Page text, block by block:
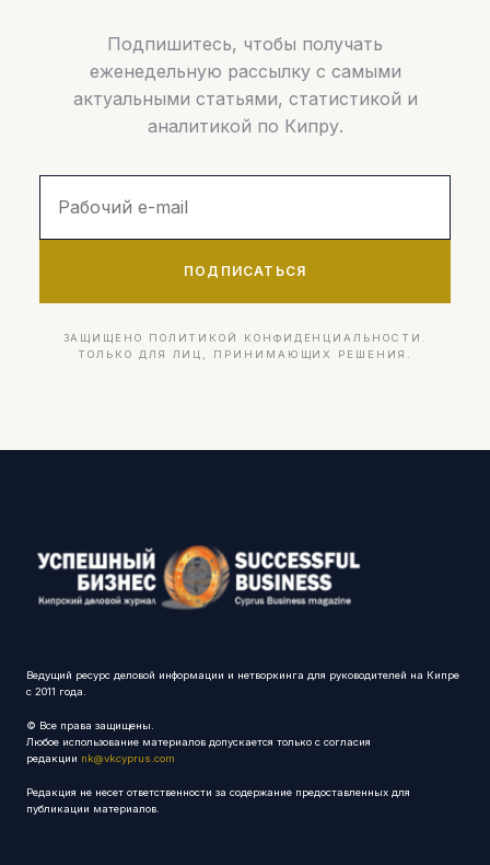
Подпишитесь, чтобы получать
еженедельную рассылку с самыми
актуальными статьями, статистикой и
аналитикой по Кипру.
ПОДПИСАТЬСЯ
ЗАЩИЩЕНО ПОЛИТИКОЙ КОНФИДЕНЦИАЛЬНОСТИ.
ТОЛЬКО ДЛЯ ЛИЦ, ПРИНИМАЮЩИХ РЕШЕНИЯ.
Ведущий ресурс деловой информации и нетворкинга для руководителей на Кипре
с 2011 года.
© Все права защищены.
Любое использование материалов допускается только с согласия
редакции nk@vkcyprus.com
Редакция не несет ответственности за содержание предоставленных для
публикации материалов.